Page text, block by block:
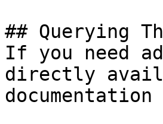
## Querying
If you need
directly